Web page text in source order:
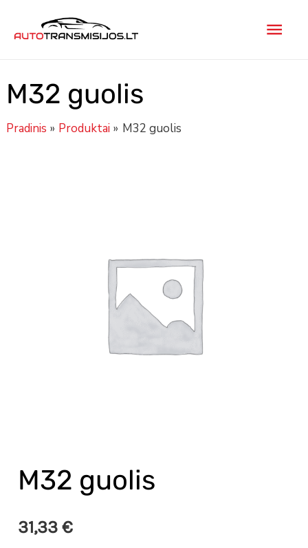
prie
M32 guolis
Pradinis Produktai M32 guolis
M32 guolis
31,33€